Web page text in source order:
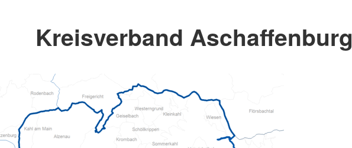
Kreisverband Aschaffenburg